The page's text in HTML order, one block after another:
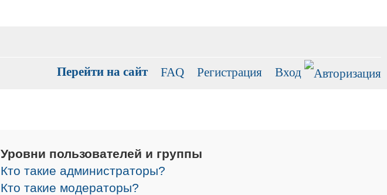
Перейти на сайт FAQ Регистрация Вход
Уровни пользователей и группы
Кто такие администраторы?
Кто такие модераторы?